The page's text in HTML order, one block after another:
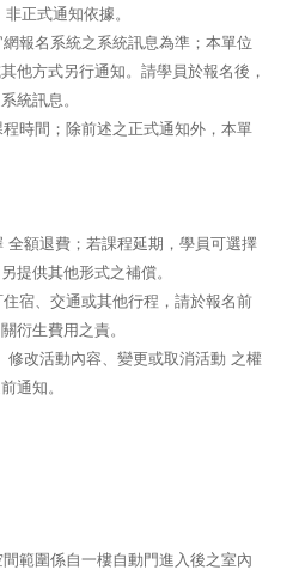
正式通知依據。
報名系統之系統訊息為準；本單位
他方式另行通知。請學員於報名後，
統訊息。
時間；除前述之正式通知外，本單
額退費；若課程延期，學員可選擇
提供其他形式之補償。
宿、交通或其他行程，請於報名前
衍生費用之責。
改活動內容、變更或取消活動 之權
通知。
範圍係自一樓自動門進入後之室內